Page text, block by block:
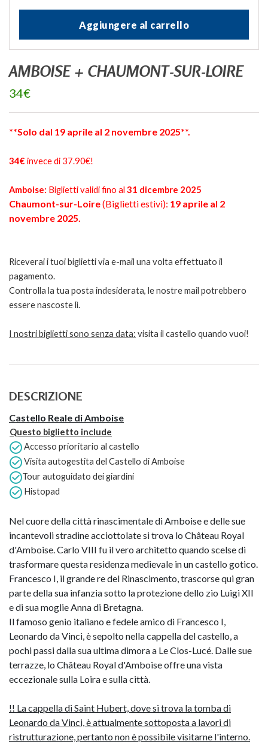
Aggiungere al carrello
AMBOISE + CHAUMONT-SUR-LOIRE
34€
**Solo dal 19 aprile al 2 novembre 2025**.
34€ invece di 37.90€!
Amboise: Biglietti validi fino al 31 dicembre 2025
Chaumont-sur-Loire(Biglietti estivi): 19 aprile al 2
novembre 2025.
Riceverai i tuoi biglietti via e-mail una volta effettuato il
pagamento.
Controlla la tua posta indesiderata, le nostre mail potrebbero
essere nascoste lì.
I nostri biglietti sono senza data: visita il castello quando vuoi!
DESCRIZIONE
Castello Reale di Amboise
Questo biglietto include
Accesso prioritario al castello
Visita autogestita del Castello di Amboise
Tour autoguidato dei giardini
Histopad
Nel cuore della città rinascimentale di Amboise e delle sue
incantevoli stradine acciottolate si trova lo Château Royal
d'Amboise. Carlo VIII fu il vero architetto quando scelse di
trasformare questa residenza medievale in un castello gotico.
Francesco I, il grande re del Rinascimento, trascorse qui gran
parte della sua infanzia sotto la protezione dello zio Luigi XII
e di sua moglie Anna di Bretagna.
Il famoso genio italiano e fedele amico di Francesco I,
Leonardo da Vinci, è sepolto nella cappella del castello, a
pochi passi dalla sua ultima dimora a Le Clos-Lucé. Dalle sue
terrazze, lo Château Royal d'Amboise offre una vista
eccezionale sulla Loira e sulla città.
!! La cappella di Saint Hubert, dove si trova la tomba di
Leonardo da Vinci, è attualmente sottoposta a lavori di
ristrutturazione, pertanto non è possibile visitarne l'interno.